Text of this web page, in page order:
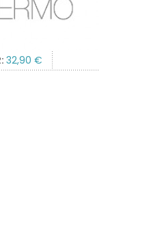
32,90 €